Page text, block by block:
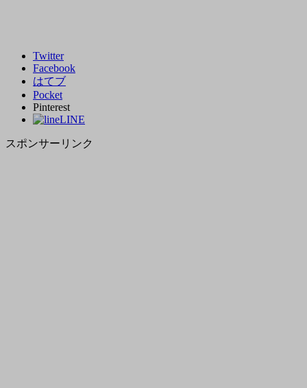
Twitter
Facebook
はてブ
Pocket
Pinterest
LINE
スポンサーリンク